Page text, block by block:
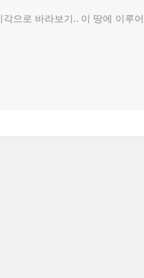
으로 바라보기.. 이 땅에 이루